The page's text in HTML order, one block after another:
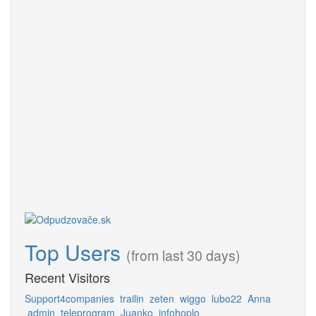
Top Users (from last 30 days)
Recent Visitors
Support4companies trailin zeten wiggo lubo22 Anna
admin teleprogram Juanko infohoplo